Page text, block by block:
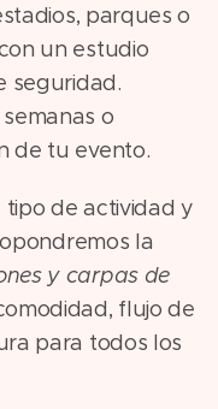
parques o
un estudio
seguridad.
o
de tu evento.
de actividad y
la
y carpas de
flujo de
para todos los